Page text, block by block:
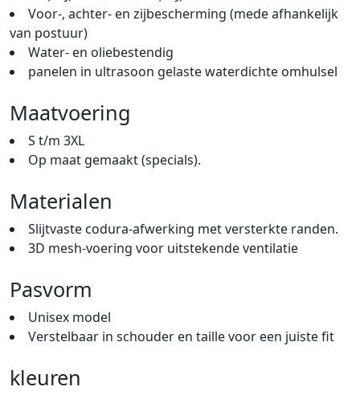
Voor-, achter- en zijbescherming (mede afhankelijk
van postuur)
Water- en oliebestendig
panelen in ultrasoon gelaste waterdichte omhulsel
Maatvoering
S t/m 3XL
Op maat gemaakt (specials).
Materialen
Slijtvaste codura-afwerking met versterkte randen.
3D mesh-voering voor uitstekende ventilatie
Pasvorm
Unisex model
Verstelbaar in schouder en taille voor een juiste fit
kleuren